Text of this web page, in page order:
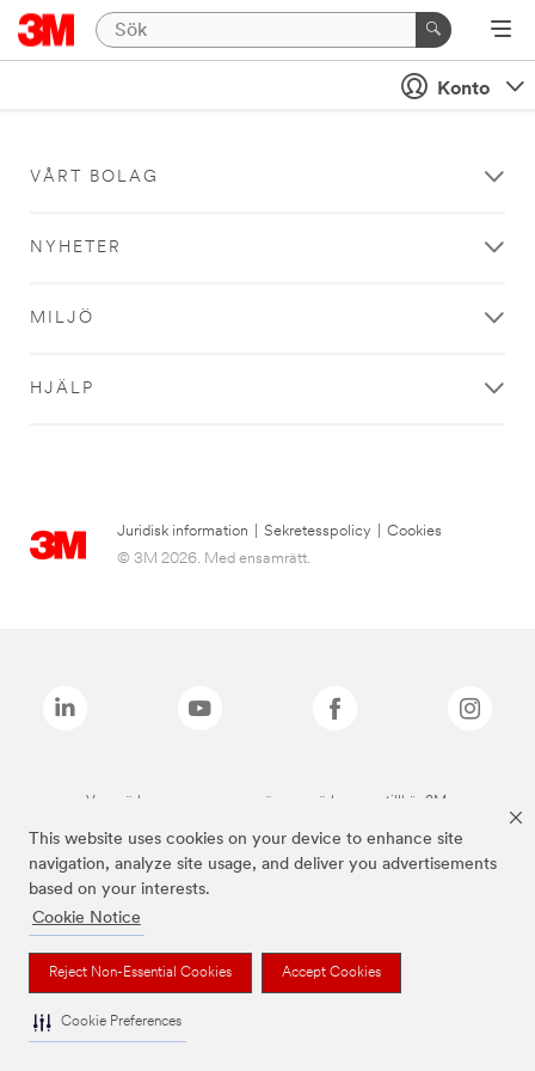
This website uses cookies on your device to enhance site
navigation, analyze site usage, and deliver you advertisements
based on your interests.
Cookie Notice
Reject Non-Essential Cookies Accept Cookies
Cookie Preferences
Konto
VÅRT BOLAG
NYHETER
MILJÖ
HJÄLP
Juridisk information Sekretesspolicy
Cookies
© 3M 2026. Med ensamrätt.
Varumärken som anges ovan är varumärken som tillhör 3M.